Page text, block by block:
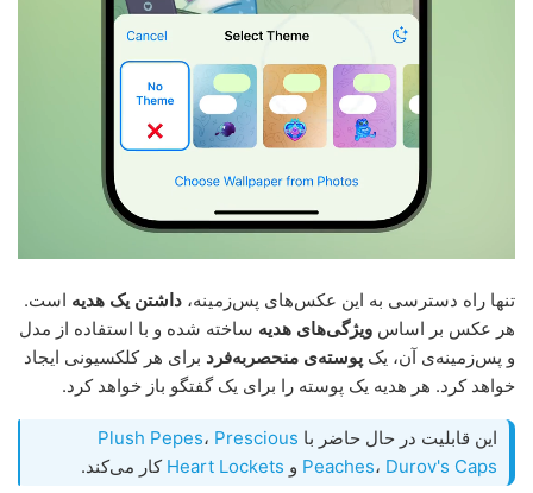
تنها راه دسترسی به این عکس‌های پس‌زمینه، داشتن یک هدیه است.
هر عکس بر اساس ویژگی‌های هدیه ساخته شده و با استفاده از مدل
و پس‌زمینه‌ی آن، یک پوسته‌ی منحصربه‌فرد برای هر کلکسیونی ایجاد
خواهد کرد. هر هدیه یک پوسته را برای یک گفتگو باز خواهد کرد.
این قابلیت در حال حاضر با Plush Pepes، Prescious
Peaches، Durov's Caps و Heart Lockets کار می‌کند.